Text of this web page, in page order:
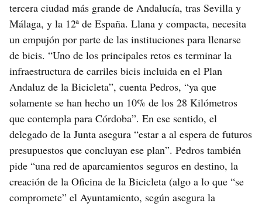
tercera ciudad más grande de Andalucía, tras Sevilla y
Málaga, y la 12ª de España. Llana y compacta, necesita
un empujón por parte de las instituciones para llenarse
de bicis. “Uno de los principales retos es terminar la
infraestructura de carriles bicis incluida en el Plan
Andaluz de la Bicicleta”, cuenta Pedros, “ya que
solamente se han hecho un 10% de los 28 Kilómetros
que contempla para Córdoba”. En ese sentido, el
delegado de la Junta asegura “estar a al espera de futuros
presupuestos que concluyan ese plan”. Pedros también
pide “una red de aparcamientos seguros en destino, la
creación de la Oficina de la Bicicleta (algo a lo que “se
compromete” el Ayuntamiento, según asegura la